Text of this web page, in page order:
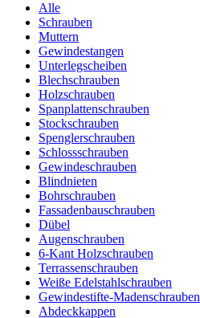
Alle
Schrauben
Muttern
Gewindestangen
Unterlegscheiben
Blechschrauben
Holzschrauben
Spanplattenschrauben
Stockschrauben
Spenglerschrauben
Schlossschrauben
Gewindeschrauben
Blindnieten
Bohrschrauben
Fassadenbauschrauben
Dübel
Augenschrauben
6-Kant Holzschrauben
Terrassenschrauben
Weiße Edelstahlschrauben
Gewindestifte-Madenschrauben
Abdeckkappen